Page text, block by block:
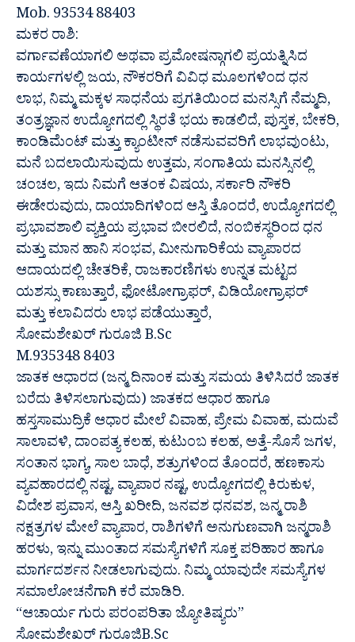
Mob. 93534 88403
ಮಕರ ರಾಶಿ:
ವರ್ಗಾವಣೆಯಾಗಲಿ ಅಥವಾ ಪ್ರಮೋಷನ್ಗಾಗಲಿ ಪ್ರಯತ್ನಿಸಿದ
ಕಾರ್ಯಗಳಲ್ಲಿ ಜಯ, ನೌಕರರಿಗೆ ವಿವಿಧ ಮೂಲಗಳಿಂದ ಧನ
ಲಾಭ, ನಿಮ್ಮ ಮಕ್ಕಳ ಸಾಧನೆಯ ಪ್ರಗತಿಯಿಂದ ಮನಸ್ಸಿಗೆ ನೆಮ್ಮದಿ,
ತಂತ್ರಜ್ಞಾನ ಉದ್ಯೋಗದಲ್ಲಿ ಸ್ಥಿರತೆ ಭಯ ಕಾಡಲಿದೆ, ಪುಸ್ತಕ, ಬೇಕರಿ,
ಕಾಂಡಿಮೆಂಟ್ ಮತ್ತು ಕ್ಯಾಂಟೀನ್ ನಡೆಸುವವರಿಗೆ ಲಾಭವುಂಟು,
ಮನೆ ಬದಲಾಯಿಸುವುದು ಉತ್ತಮ, ಸಂಗಾತಿಯ ಮನಸ್ಸಿನಲ್ಲಿ
ಚಂಚಲ, ಇದು ನಿಮಗೆ ಆತಂಕ ವಿಷಯ, ಸರ್ಕಾರಿ ನೌಕರಿ
ಈಡೇರುವುದು, ದಾಯಾದಿಗಳಿಂದ ಆಸ್ತಿ ತೊಂದರೆ, ಉದ್ಯೋಗದಲ್ಲಿ
ಪ್ರಭಾವಶಾಲಿ ವ್ಯಕ್ತಿಯ ಪ್ರಭಾವ ಬೀರಲಿದೆ, ನಂಬಿಕಸ್ಥರಿಂದ ಧನ
ಮತ್ತು ಮಾನ ಹಾನಿ ಸಂಭವ, ಮೀನುಗಾರಿಕೆಯ ವ್ಯಾಪಾರದ
ಆದಾಯದಲ್ಲಿ ಚೇತರಿಕೆ, ರಾಜಕಾರಣಿಗಳು ಉನ್ನತ ಮಟ್ಟದ
ಯಶಸ್ಸು ಕಾಣುತ್ತಾರೆ, ಫೋಟೋಗ್ರಾಫರ್, ವಿಡಿಯೋಗ್ರಾಫರ್
ಮತ್ತು ಕಲಾವಿದರು ಲಾಭ ಪಡೆಯುತ್ತಾರೆ,
ಸೋಮಶೇಖರ್ ಗುರೂಜಿ B.Sc
M.935348 8403
ಜಾತಕ ಆಧಾರದ (ಜನ್ಮ ದಿನಾಂಕ ಮತ್ತು ಸಮಯ ತಿಳಿಸಿದರೆ ಜಾತಕ
ಬರೆದು ತಿಳಿಸಲಾಗುವುದು) ಜಾತಕದ ಆಧಾರ ಹಾಗೂ
ಹಸ್ತಸಾಮುದ್ರಿಕೆ ಆಧಾರ ಮೇಲೆ ವಿವಾಹ, ಪ್ರೇಮ ವಿವಾಹ, ಮದುವೆ
ಸಾಲಾವಳಿ, ದಾಂಪತ್ಯ ಕಲಹ, ಕುಟುಂಬ ಕಲಹ, ಅತ್ತೆ-ಸೊಸೆ ಜಗಳ,
ಸಂತಾನ ಭಾಗ್ಯ, ಸಾಲ ಬಾಧೆ, ಶತ್ರುಗಳಿಂದ ತೊಂದರೆ, ಹಣಕಾಸು
ವ್ಯವಹಾರದಲ್ಲಿ ನಷ್ಟ, ವ್ಯಾಪಾರ ನಷ್ಟ, ಉದ್ಯೋಗದಲ್ಲಿ ಕಿರುಕುಳ,
ವಿದೇಶ ಪ್ರವಾಸ, ಆಸ್ತಿ ಖರೀದಿ, ಜನವಶ ಧನವಶ, ಜನ್ಮ ರಾಶಿ
ನಕ್ಷತ್ರಗಳ ಮೇಲೆ ವ್ಯಾಪಾರ, ರಾಶಿಗಳಿಗೆ ಅನುಗುಣವಾಗಿ ಜನ್ಮರಾಶಿ
ಹರಳು, ಇನ್ನು ಮುಂತಾದ ಸಮಸ್ಯೆಗಳಿಗೆ ಸೂಕ್ತ ಪರಿಹಾರ ಹಾಗೂ
ಮಾರ್ಗದರ್ಶನ ನೀಡಲಾಗುವುದು. ನಿಮ್ಮ ಯಾವುದೇ ಸಮಸ್ಯೆಗಳ
ಸಮಾಲೋಚನೆಗಾಗಿ ಕರೆ ಮಾಡಿರಿ.
“ಆಚಾರ್ಯ ಗುರು ಪರಂಪರಿತಾ ಜ್ಯೋತಿಷ್ಯರು”